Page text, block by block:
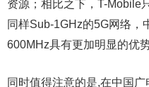
资源；相比之下，T-Mobile
同样Sub-1GHz的5G网络，
600MHz具有更加明显的优势
同时值得注意的是,在中国